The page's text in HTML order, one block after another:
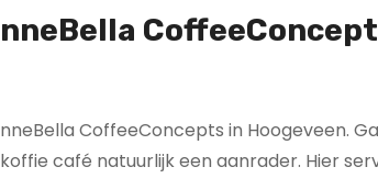
CoffeeConcepts in Hoogeveen.
café natuurlijk een aanrader. Hier